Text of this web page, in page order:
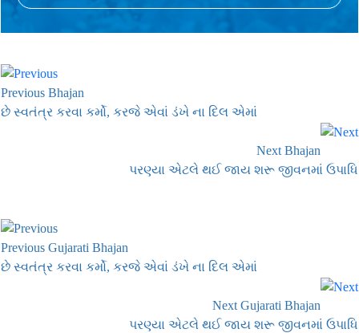
Previous Bhajan
છે સ્વતંત્ર કરવા કર્મો, કરજે એવાં ડંખે ના દિલ એમાં
Next Bhajan
પરણ્યા એટલે થઈ જાય શરૂ જીવનમાં ઉપાધિ
Previous Gujarati Bhajan
છે સ્વતંત્ર કરવા કર્મો, કરજે એવાં ડંખે ના દિલ એમાં
Next Gujarati Bhajan
પરણ્યા એટલે થઈ જાય શરૂ જીવનમાં ઉપાધિ